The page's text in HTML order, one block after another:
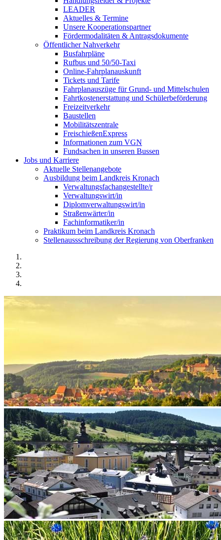
LEADER
Aktuelles & Termine
Unsere Kooperationspartner
Fördermodalitäten & Antragsdokumente
Öffentlicher Nahverkehr
Busfahrpläne
Rufbus und 50/50-Taxi
Online-Fahrplanauskunft
Tickets und Tarife
Fahrplanauszüge für Grund- und Mittelschulen
Fahrtkostenerstattung und Schülerbeförderung
Freizeitverkehr
Baustellen
Mobilitätszentrale
FreischießenExpress
Informationen zum VGN
Fundsachen in unseren Bussen
Jobs und Karriere
Aktuelle Stellenangebote
Ausbildung beim Landkreis Kronach
Verwaltungsfachangestellte/r
Verwaltungswirt/in
Diplomverwaltungswirt/in
Straßenwärter/in
Fachinformatiker/in
Praktikum beim Landkreis Kronach
Stellenaussschreibung der Regierung von Oberfranken